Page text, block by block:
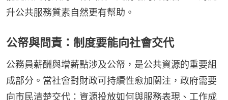
升公共服務質素自然更有幫助。
公帑與問責：制度要能向社會交代
公務員薪酬與增薪點涉及公帑，是公共資源的重要組
成部分。當社會對財政可持續性愈加關注，政府需要
向市民清楚交代：資源投放如何與服務表現、工作成